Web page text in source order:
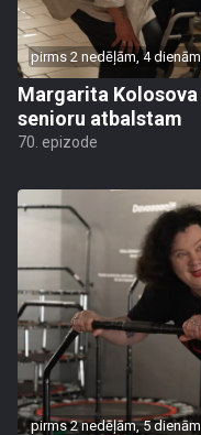
pirms 2 nedēļām, 4 dienām
Margarita
senioru atbalstam
70. epizode
pirms 2 nedēļām, 5 dienām